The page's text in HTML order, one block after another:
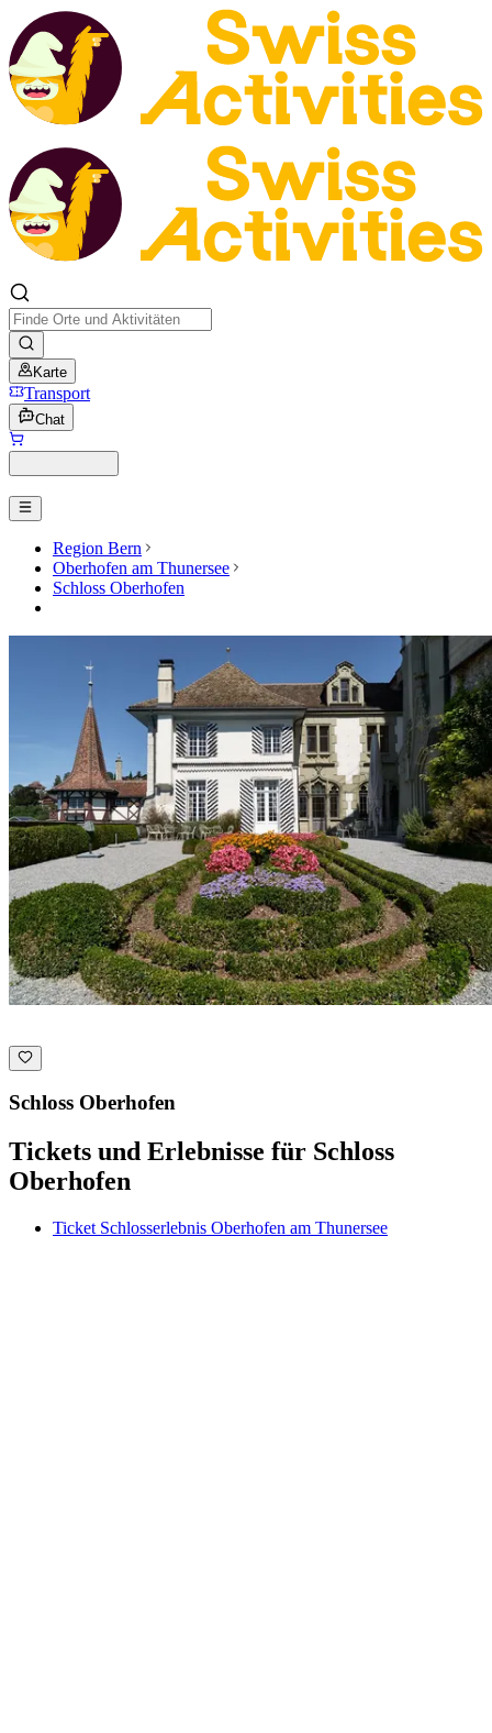
Karte
Transport
Chat
Region Bern
Oberhofen am Thunersee
Schloss Oberhofen
Schloss Oberhofen
Tickets und Erlebnisse für Schloss
Oberhofen
Ticket Schlosserlebnis Oberhofen am Thunersee